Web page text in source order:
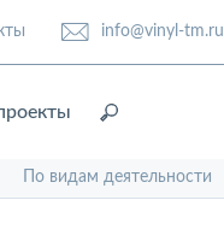
info@vinyl-tm.ru
По видам деятельности